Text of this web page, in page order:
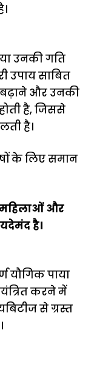
उनकी गति
उपाय साबित
बढ़ाने और उनकी
है, जिससे
है।
के लिए समान
और
है।
यौगिक पाया
करने में
से ग्रस्त